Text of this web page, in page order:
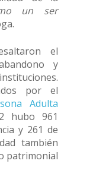
un ser
el
y
por el
Adulta
hubo 961
y 261 de
también
patrimonial